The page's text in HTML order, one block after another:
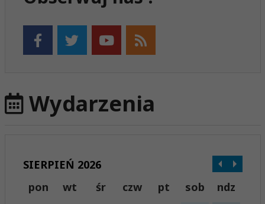
Wydarzenia
SIERPIEŃ 2026
pon
wt śr czw pt sob ndz